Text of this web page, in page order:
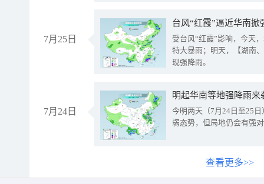
7月25日
台风“红霞”逼近华南
受台风“红霞”影响，今天
特大暴雨；明天，【湖南
现强降雨。
7月24日
明起华南等地强降雨
今明两天（7月24日至25
弱态势，但局地仍会有强
查看更多>>